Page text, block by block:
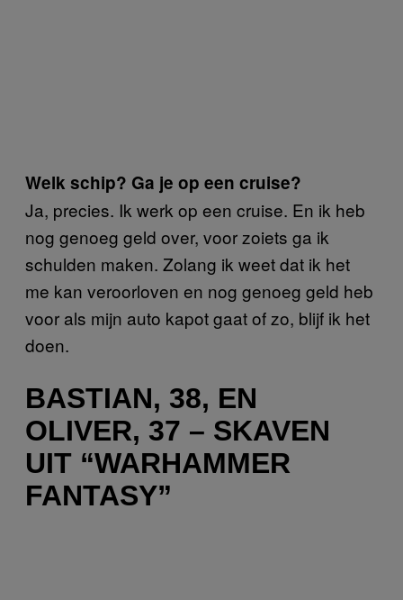
Welk schip? Ga je op een cruise?
Ja, precies. Ik werk op een cruise. En ik heb
nog genoeg geld over, voor zoiets ga ik
schulden maken. Zolang ik weet dat ik het
me kan veroorloven en nog genoeg geld heb
voor als mijn auto kapot gaat of zo, blijf ik het
doen.
BASTIAN, 38, EN
OLIVER, 37 – SKAVEN
UIT “WARHAMMER
FANTASY”